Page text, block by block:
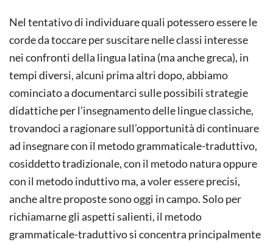
Nel tentativo di individuare quali potessero essere le
corde da toccare per suscitare nelle classi interesse
nei confronti della lingua latina (ma anche greca), in
tempi diversi, alcuni prima altri dopo, abbiamo
cominciato a documentarci sulle possibili strategie
didattiche per l’insegnamento delle lingue classiche,
trovandoci a ragionare sull’opportunità di continuare
ad insegnare con il metodo grammaticale-traduttivo,
cosiddetto tradizionale, con il metodo natura oppure
con il metodo induttivo ma, a voler essere precisi,
anche altre proposte sono oggi in campo. Solo per
richiamarne gli aspetti salienti, il metodo
grammaticale-traduttivo si concentra principalmente